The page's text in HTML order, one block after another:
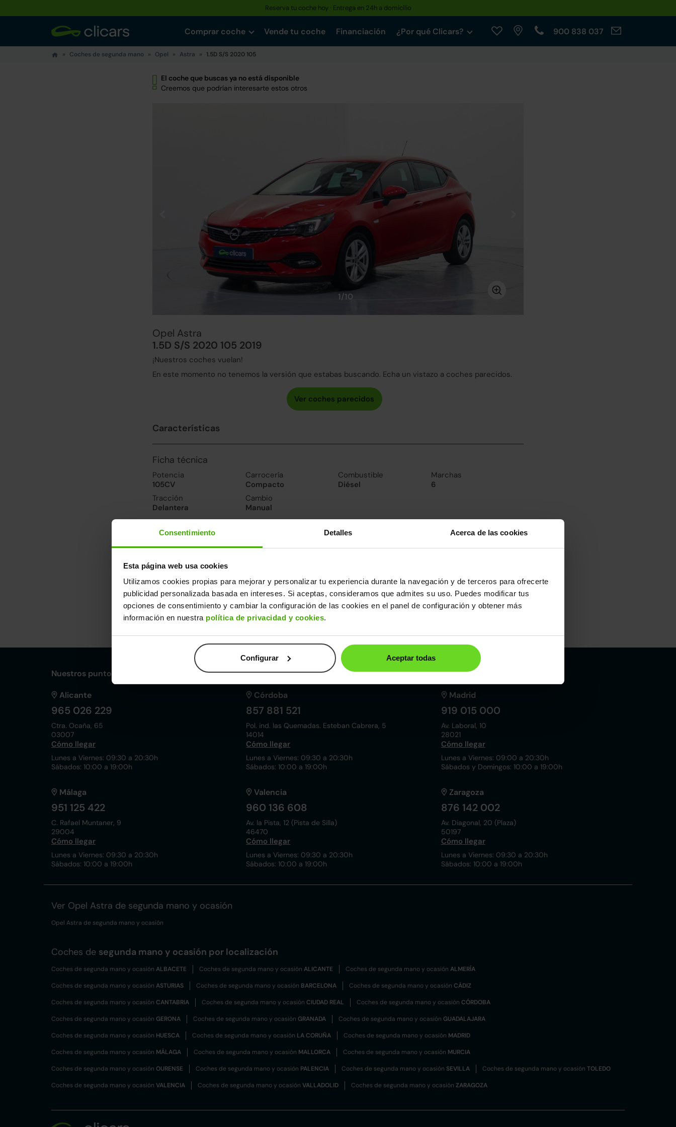
Consentimiento Detalles Acerca de las cookies
Esta página web usa cookies
Utilizamos cookies propias para mejorar y personalizar tu experiencia durante la navegación y de terceros para ofrecerte
publicidad personalizada basada en intereses. Si aceptas, consideramos que admites su uso. Puedes modificar tus
opciones de consentimiento y cambiar la configuración de las cookies en el panel de configuración y obtener más
información en nuestra política de privacidad y cookies.
Configurar Aceptar todas
Reserva tu coche hoy · Entrega en 24h a domicilio
Comprar coche Vende tu coche Financiación ¿Por qué Clicars? 900 838 037
Coches de segunda mano Opel Astra 1.5D S/S 2020 105
El coche que buscas ya no está disponible
Creemos que podrían interesarte estos otros
1/10
Opel Astra
1.5D S/S 2020 105 2019
¡Nuestros coches vuelan!
En este momento no tenemos la versión que estabas buscando. Echa un vistazo a coches parecidos.
Características
Ficha técnica
Potencia
105CV
Carrocería
Compacto
Combustible
Diésel
Marchas
6
Tracción
Delantera
Cambio
Manual
Prestaciones, consumo y emisiones
195km/h
Consumo urbano
4.3l/100
Consumo carretera
3.2l/100
Dimensiones y otros datos
Largo
Ancho
1,81m
Alto
1,49m
Peso
1.296kg
Depósito
48l
Maletero
370l
Nuestros puntos de venta Clicars:
Alicante
965 026 229
Ctra. Ocaña, 65
03007
Cómo llegar
Lunes a Viernes: 09:30 a 20:30h
Sábados: 10:00 a 19:00h
Córdoba
857 881 521
Pol. ind. las Quemadas. Esteban Cabrera, 5
14014
Cómo llegar
Lunes a Viernes: 09:30 a 20:30h
Sábados: 10:00 a 19:00h
Madrid
919 015 000
Av. Laboral, 10
28021
Cómo llegar
Lunes a Viernes: 09:00 a 20:30h
Sábados y Domingos: 10:00 a 19:00h
Málaga
951 125 422
C. Rafael Muntaner, 9
29004
Cómo llegar
Lunes a Viernes: 09:30 a 20:30h
Sábados: 10:00 a 19:00h
Valencia
960 136 608
Av. la Pista, 12 (Pista de Silla)
46470
Cómo llegar
Lunes a Viernes: 09:30 a 20:30h
Sábados: 10:00 a 19:00h
Zaragoza
876 142 002
Av. Diagonal, 20 (Plaza)
50197
Cómo llegar
Lunes a Viernes: 09:30 a 20:30h
Sábados: 10:00 a 19:00h
Ver Opel Astra de segunda mano y ocasión
Opel Astra de segunda mano y ocasión
Coches de segunda mano y ocasión por localización
Coches de segunda mano y ocasión ALBACETE Coches de segunda mano y ocasión ALICANTE Coches de segunda mano y ocasión ALMERÍA
Coches de segunda mano y ocasión ASTURIAS Coches de segunda mano y ocasión BARCELONA Coches de segunda mano y ocasión CÁDIZ
Coches de segunda mano y ocasión CANTABRIA Coches de segunda mano y ocasión CIUDAD REAL Coches de segunda mano y ocasión CÓRDOBA
Coches de segunda mano y ocasión GERONA Coches de segunda mano y ocasión GRANADA Coches de segunda mano y ocasión GUADALAJARA
Coches de segunda mano y ocasión HUESCA Coches de segunda mano y ocasión LA CORUÑA Coches de segunda mano y ocasión MADRID
Coches de segunda mano y ocasión MÁLAGA Coches de segunda mano y ocasión MALLORCA Coches de segunda mano y ocasión MURCIA
Coches de segunda mano y ocasión OURENSE Coches de segunda mano y ocasión PALENCIA Coches de segunda mano y ocasión SEVILLA Coches de segunda mano y ocasión TOLEDO
Coches de segunda mano y ocasión VALENCIA Coches de segunda mano y ocasión VALLADOLID Coches de segunda mano y ocasión ZARAGOZA